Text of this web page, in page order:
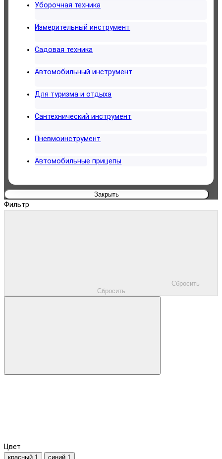
Уборочная техника
Измерительный инструмент
Садовая техника
Автомобильный инструмент
Для туризма и отдыха
Сантехнический инструмент
Пневмоинструмент
Автомобильные прицепы
Закрыть
Фильтр
Сбросить
Сбросить
Цвет
красный 1 синий 1